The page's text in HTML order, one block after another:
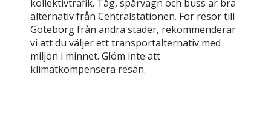
kollektivtrafik. Tåg, spårvagn och buss är bra
alternativ från Centralstationen. För resor till
Göteborg från andra städer, rekommenderar
vi att du väljer ett transportalternativ med
miljön i minnet. Glöm inte att
klimatkompensera resan.